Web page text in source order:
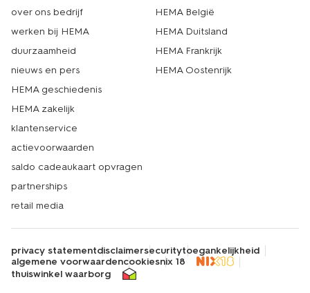
over ons bedrijf
werken bij HEMA
duurzaamheid
nieuws en pers
HEMA geschiedenis
HEMA zakelijk
klantenservice
actievoorwaarden
saldo cadeaukaart opvragen
partnerships
retail media
HEMA België
HEMA Duitsland
HEMA Frankrijk
HEMA Oostenrijk
privacy statementdisclaimersecuritytoegankelijkheid
algemene voorwaardencookiesnix 18
thuiswinkel waarborg